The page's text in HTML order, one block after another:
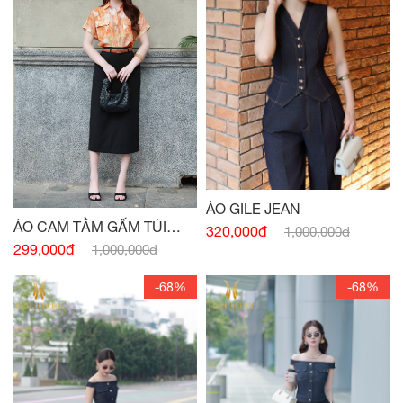
ÁO CAM TẰM GẤM TÚI
NGỰC
299,000đ 1,000,000đ
ÁO GILE JEAN
320,000đ
1,000,000đ
-68% -68%